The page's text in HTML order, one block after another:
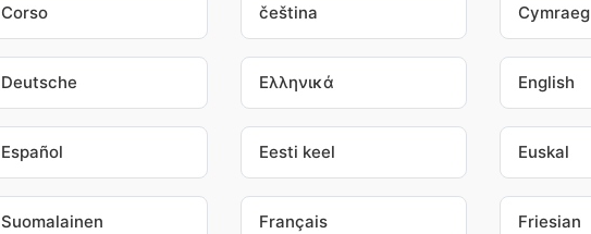
Corso čeština Cymraeg
Deutsche Ελληνικά English
Español Eesti keel Euskal
Suomalainen Français Friesian